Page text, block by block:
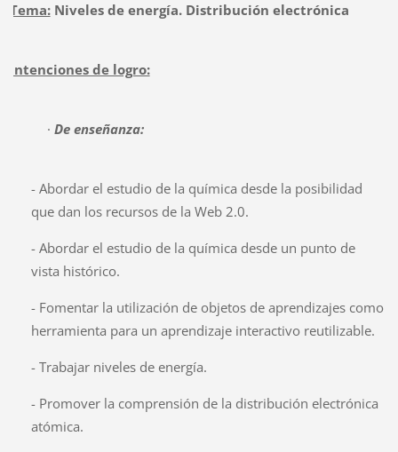
Tema: Niveles de energía. Distribución electrónica
Intenciones de logro:
· De enseñanza:
- Abordar el estudio de la química desde la posibilidad
que dan los recursos de la Web 2.0.
- Abordar el estudio de la química desde un punto de
vista histórico.
- Fomentar la utilización de objetos de aprendizajes como
herramienta para un aprendizaje interactivo reutilizable.
- Trabajar niveles de energía.
- Promover la comprensión de la distribución electrónica
atómica.